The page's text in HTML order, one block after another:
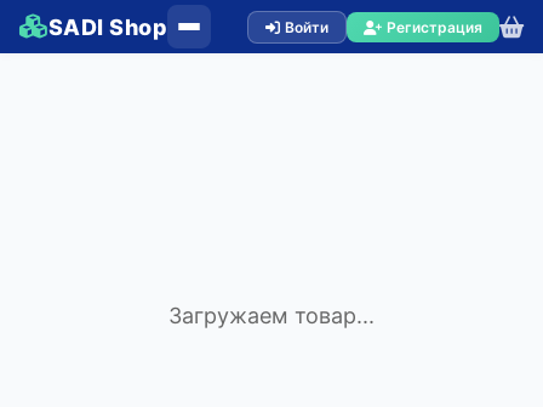
SADI Shop Войти Регистрация
Загружаем товар...